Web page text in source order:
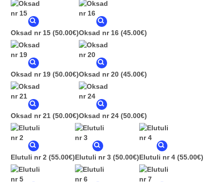
Oksad nr 15 (50.00€)Oksad nr 16 (45.00€)
Oksad nr 19 (50.00€)Oksad nr 20 (45.00€)
Oksad nr 21 (50.00€)Oksad nr 24 (50.00€)
Elutuli nr 2 (55.00€)Elutuli nr 3 (50.00€)Elutuli nr 4 (55.00€)